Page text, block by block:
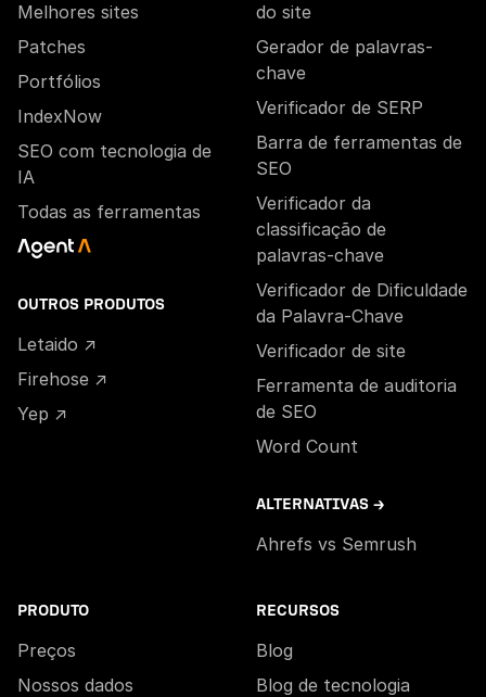
Melhores sites
Patches
Portfólios
IndexNow
SEO com tecnologia de
IA
Todas as ferramentas
OUTROS PRODUTOS
Letaido ↗
Firehose ↗
Yep ↗
do site
Gerador de palavras-
chave
Verificador de SERP
Barra de ferramentas de
SEO
Verificador da
classificação de
palavras-chave
Verificador de Dificuldade
da Palavra-Chave
Verificador de site
Ferramenta de auditoria
de SEO
Word Count
ALTERNATIVAS →
Ahrefs vs Semrush
PRODUTO
Preços
Nossos dados
RECURSOS
Blog
Blog de tecnologia